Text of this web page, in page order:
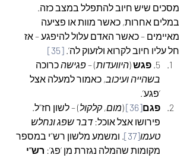
מסכים שיש חיוב להתפלל במצב כזה.
במלים אחרות, כאשר מוות או פציעה
מאיימים – כאשר האדם עלול להיפגע – אז
חל עליו חיוב לקרוא ולזעוק לה’. [35]
5. פגש (היוועדות) – פגישה כרוכה
בשהייה ועיכוב, כאמור למעלה אצל
‘פגע’.
פגם[36]
(מום, קלקול) – לשון חז”ל.
פירושו אצל אוכל: דבר שפג ונחלש
טעמו[37]
. ומשמע מלשון רש”י במספר
מקומות שהמלה נגזרת מן ‘פג’: רש”י